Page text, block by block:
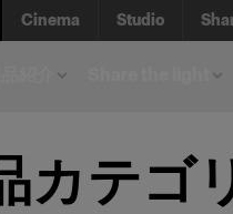
Cinema Studio
カテゴ